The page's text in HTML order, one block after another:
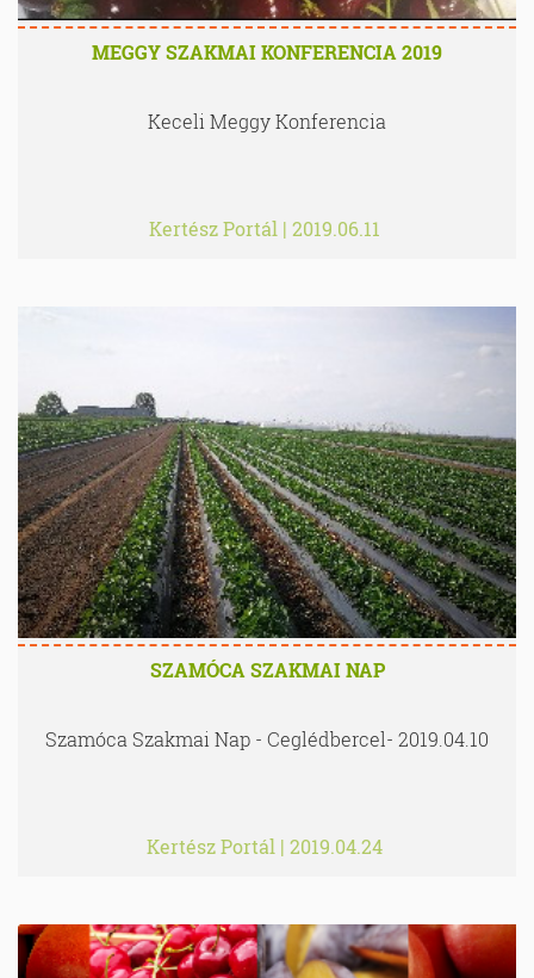
MEGGY SZAKMAI KONFERENCIA 2019
Keceli Meggy Konferencia
Kertész Portál | 2019.06.11
SZAMÓCA SZAKMAI NAP
Szamóca Szakmai Nap - Ceglédbercel- 2019.04.10
Kertész Portál | 2019.04.24